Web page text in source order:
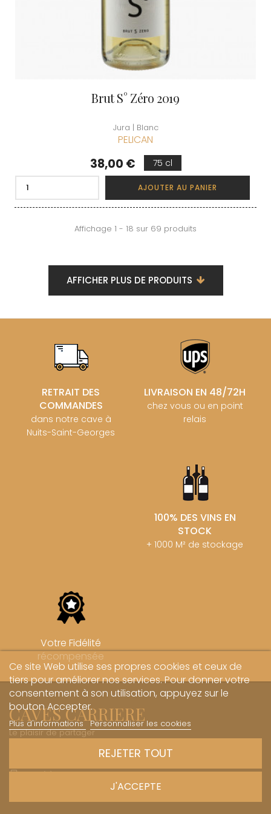
Brut S° Zéro 2019
Jura | Blanc
PELICAN
Prix
38,00 € 75 cl
AJOUTER AU PANIER
Affichage 1 - 18 sur 69 produits
AFFICHER PLUS DE PRODUITS
RETRAIT DES
COMMANDES
dans notre cave à
Nuits-Saint-Georges
LIVRAISON EN 48/72H
chez vous ou en point
relais
100% DES VINS EN
STOCK
+ 1000 M² de stockage
Votre Fidélité
récompensée
CAVES CARRIERE
Le plaisir de partager
1 Rue des Sœurs Hospitalières - 21700 Nuits-Saint-Georges
+33 (0)3 45 81 20 20
Ce site Web utilise ses propres cookies et ceux de
tiers pour améliorer nos services. Pour donner votre
consentement à son utilisation, appuyez sur le
bouton Accepter.
Plus d'informations Personnaliser les cookies
REJETER TOUT
J'ACCEPTE